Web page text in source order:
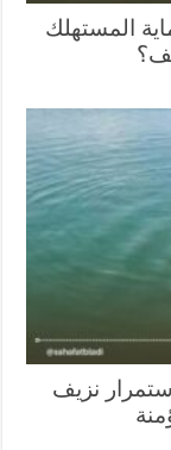
نزيف